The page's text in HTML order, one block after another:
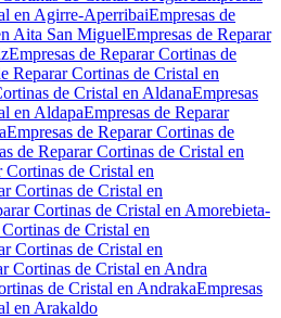
en Agirre-AperribaiEmpresas de
Aita San MiguelEmpresas de Reparar
Empresas de Reparar Cortinas de
Reparar Cortinas de Cristal en
de Cristal en AldanaEmpresas
en AldapaEmpresas de Reparar
Empresas de Reparar Cortinas de
de Reparar Cortinas de Cristal en
Cortinas de Cristal en
Cortinas de Cristal en
Cortinas de Cristal en Amorebieta-
de Cristal en
Cortinas de Cristal en
Cortinas de Cristal en Andra
de Cristal en AndrakaEmpresas
en Arakaldo